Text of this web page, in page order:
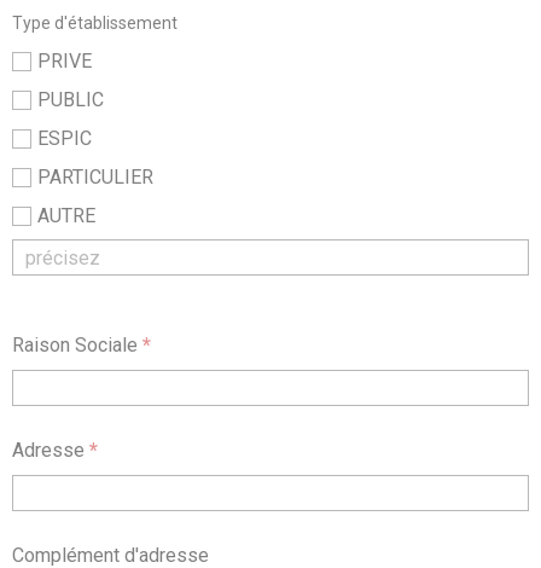
Type d'établissement
PRIVE
PUBLIC
ESPIC
PARTICULIER
AUTRE
Raison Sociale *
Adresse *
Complément d'adresse